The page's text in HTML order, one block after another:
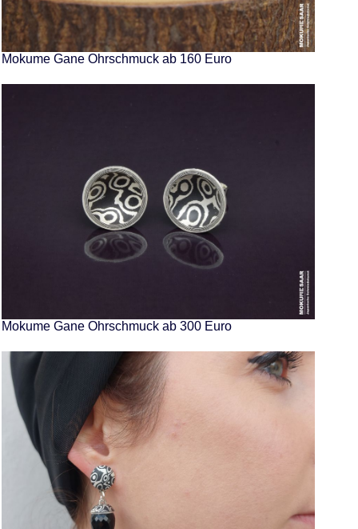
Mokume Gane Ohrschmuck ab 160 Euro
Mokume Gane Ohrschmuck ab 300 Euro